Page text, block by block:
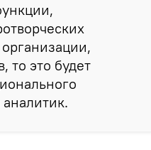
то это будет